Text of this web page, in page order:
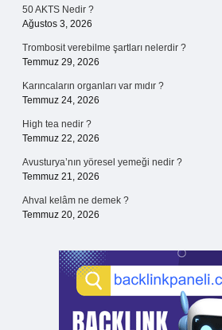
50 AKTS Nedir ?
Ağustos 3, 2026
Trombosit verebilme şartları nelerdir ?
Temmuz 29, 2026
Karıncaların organları var mıdır ?
Temmuz 24, 2026
High tea nedir ?
Temmuz 22, 2026
Avusturya’nın yöresel yemeği nedir ?
Temmuz 21, 2026
Ahval kelâm ne demek ?
Temmuz 20, 2026